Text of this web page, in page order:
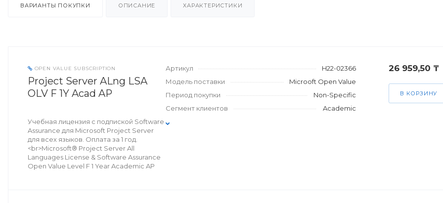
ВАРИАНТЫ ПОКУПКИ ОПИСАНИЕ ХАРАКТЕРИСТИКИ
OPEN VALUE SUBSCRIPTION
Project Server ALng LSA
OLV F 1Y Acad AP
Учебная лицензия с подпиской Software
Assurance для Microsoft Project Server
для всех языков. Оплата за 1 год.
<br>Microsoft® Project Server All
Languages License & Software Assurance
Open Value Level F 1 Year Academic AP
Артикул
H22-02366
Модель поставки
Microoft Open Value
Период покупки
Non-Specific
Сегмент клиентов
Academic
26 959,50 ₸
В КОРЗИНУ